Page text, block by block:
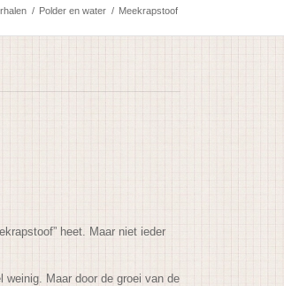
/ Polder en water / Meekrapstoof
heet. Maar niet ieder
weinig. Maar door de groei van de